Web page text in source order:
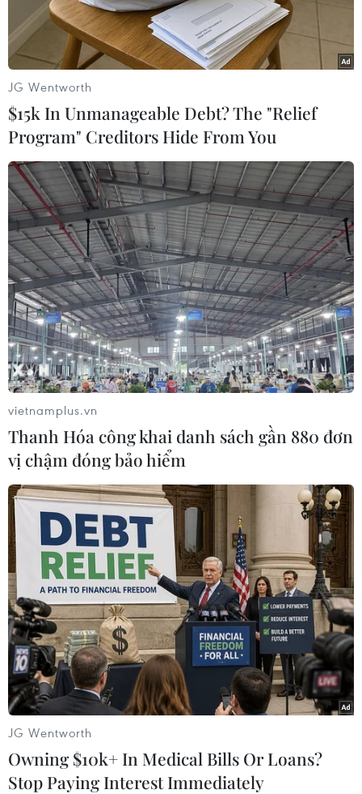
(Nhấp chuột để xem kích thước chuẩn)
Theo thông tin từ tiểu Ban điều trị - Ban Chỉ đạo
Quốc gia phòng, chống dịch COVID-19, tổng số
người tiếp xúc gần và nhập cảnh từ vùng dịch
đang được theo dõi sức khỏe (cách ly) hiện là
89.782 người./.
(TTXVN/Vietnam+)
JG Wentworth
$15k In Unmanageable Debt? The "Relief
Program" Creditors Hide From You
vietnamplus.vn
Thanh Hóa công khai danh sách gần 880 đơn
vị chậm đóng bảo hiểm
JG Wentworth
Owning $10k+ In Medical Bills Or Loans?
Stop Paying Interest Immediately